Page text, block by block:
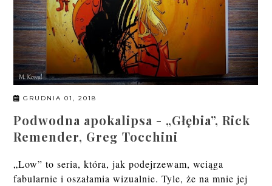
GRUDNIA 01, 2018
Podwodna apokalipsa - „Głębia”, Rick
Remender, Greg Tocchini
„Low” to seria, która, jak podejrzewam, wciąga
fabularnie i oszałamia wizualnie. Tyle, że na mnie jej